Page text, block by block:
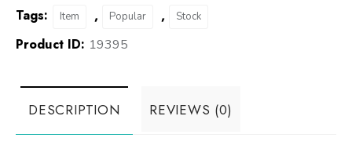
Tags: Item , Popular , Stock
Product ID: 19395
DESCRIPTION REVIEWS (0)